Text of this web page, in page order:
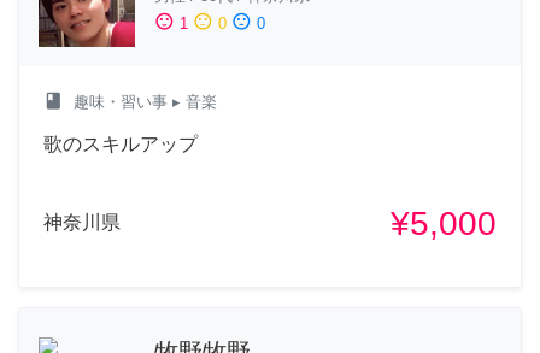
sentiment_satisfied 1 sentiment_neutral 0 sentiment_dissatisfied 0
class 趣味・習い事 ▸ 音楽
歌のスキルアップ
神奈川県 ¥5,000